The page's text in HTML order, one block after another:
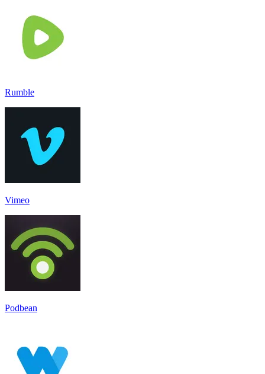
Rumble
Vimeo
Podbean